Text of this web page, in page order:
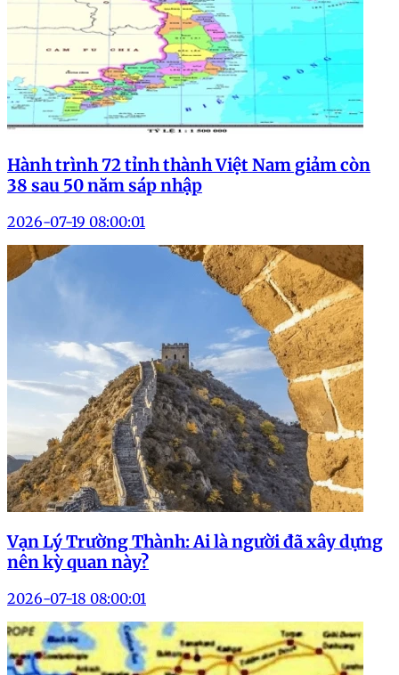
Hành trình 72 tỉnh thành Việt Nam giảm còn
38 sau 50 năm sáp nhập
2026-07-19 08:00:01
Vạn Lý Trường Thành: Ai là người đã xây dựng
nên kỳ quan này?
2026-07-18 08:00:01